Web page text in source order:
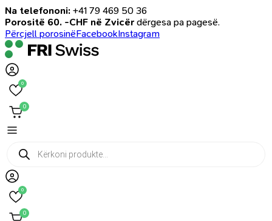
Na telefononi: +41 79 469 50 36
Porositë 60. -CHF në Zvicër dërgesa pa pagesë.
Përcjell porosinëFacebookInstagram
0
0
Products
search
0
0